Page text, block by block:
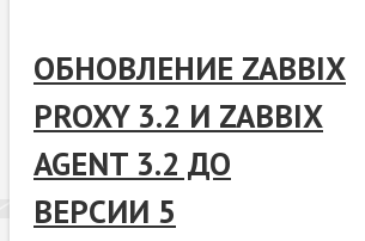
ОБНОВЛЕНИЕ ZABBIX
PROXY 3.2 И ZABBIX
AGENT 3.2 ДО
ВЕРСИИ 5